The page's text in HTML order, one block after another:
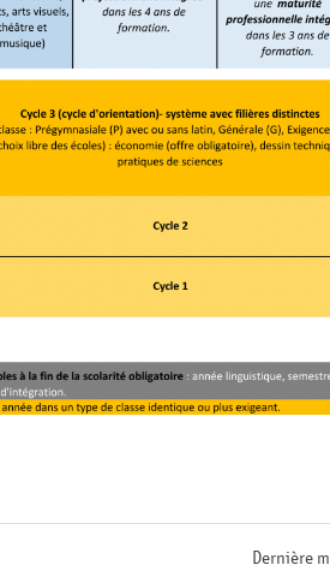
Dernière